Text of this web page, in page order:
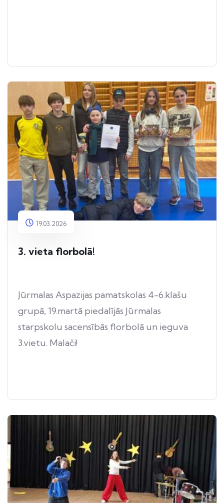
19.03.2026
3. vieta florbolā!
Jūrmalas Aspazijas pamatskolas 4-6.klašu
grupā, 19.martā piedalījās Jūrmalas
starpskolu sacensībās florbolā un ieguva
3.vietu. Malači!